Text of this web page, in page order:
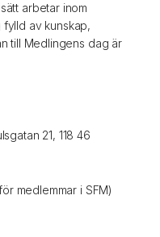
arbetar inom
av kunskap,
till Medlingens dag är
21, 118 46
medlemmar i SFM)